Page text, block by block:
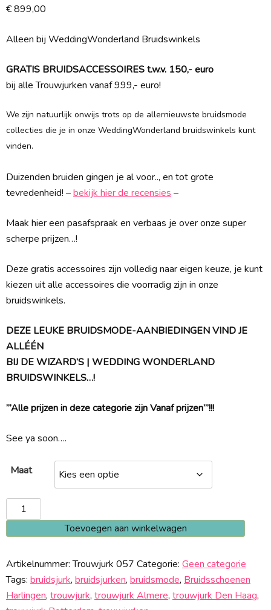
€899,00
Alleen bij WeddingWonderland Bruidswinkels
GRATIS BRUIDSACCESSOIRES t.w.v. 150,- euro
bij alle Trouwjurken vanaf 999,- euro!
We zijn natuurlijk onwijs trots op de allernieuwste bruidsmode
collecties die je in onze WeddingWonderland bruidswinkels kunt
vinden.
Duizenden bruiden gingen je al voor.., en tot grote
tevredenheid! –bekijk hier de recensies–
Maak hier een pasafspraak en verbaas je over onze super
scherpe prijzen…!
Deze gratis accessoires zijn volledig naar eigen keuze, je kunt
kiezen uit alle accessoires die voorradig zijn in onze
bruidswinkels.
DEZE LEUKE BRUIDSMODE-AANBIEDINGEN VIND JE
ALLÉÉN
BIJ DE WIZARD’S | WEDDING WONDERLAND
BRUIDSWINKELS…!
”’Alle prijzen in deze categorie zijn Vanaf prijzen”’!!!
See ya soon….
Maat
Trouwjurk
057
aantal
Toevoegen aan winkelwagen
Artikelnummer:Trouwjurk 057 Categorie: Geen categorie
Tags: bruidsjurk, bruidsjurken, bruidsmode, Bruidsschoenen
Harlingen, trouwjurk, trouwjurk Almere, trouwjurk Den Haag,